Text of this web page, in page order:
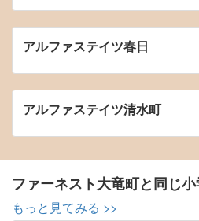
アルファステイツ春日
アルファステイツ清水町
ファーネスト大竜町と同じ
もっと見てみる >>